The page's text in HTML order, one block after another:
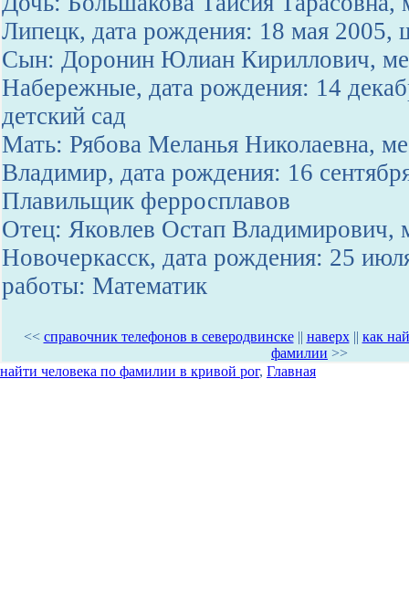
Липецк, дата рождения: 18 мая 2005,
Сын: Доронин Юлиан Кириллович,
Набережные, дата рождения: 14
детский сад
Мать: Рябова Меланья Николаевна,
Владимир, дата рождения: 16
Плавильщик ферросплавов
Отец: Яковлев Остап Владимирович,
Новочеркасск, дата рождения: 25
работы: Математик
<< справочник телефонов в северодвинске|| наверх|| как
фамилии >>
найти человека по фамилии в кривой рог, Главная